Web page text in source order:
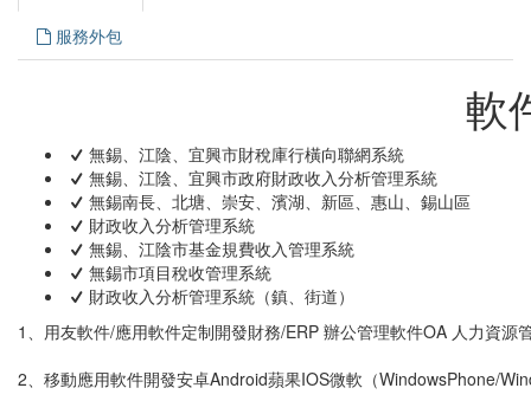
服務外包
軟
無錫、江陰、宜興市財稅庫行橫向聯網系統
無錫、江陰、宜興市政府財政收入分析管理系統
無錫南長、北塘、崇安、濱湖、新區、惠山、錫山區
財政收入分析管理系統
無錫、江陰市基金規費收入管理系統
無錫市項目稅收管理系統
財政收入分析管理系統（鎮、街道）
1、用友軟件/應用軟件定制開發財務/ERP 辦公管理軟件OA 人力資
2、移動應用軟件開發安卓Android蘋果IOS微軟（WindowsPhone/